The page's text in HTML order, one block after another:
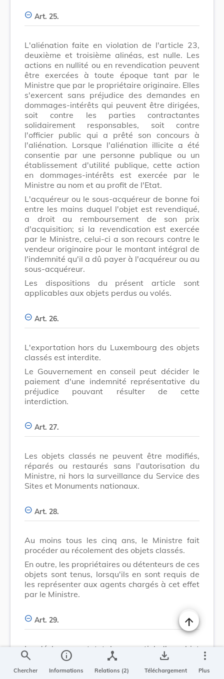
Art. 25.
L'aliénation faite en violation de l'article 23,
deuxième et troisième alinéas, est nulle. Les
actions en nullité ou en revendication peuvent
être exercées à toute époque tant par le
Ministre que par le propriétaire originaire. Elles
s'exercent sans préjudice des demandes en
dommages-intérêts qui peuvent être dirigées,
soit contre les parties contractantes
solidairement responsables, soit contre
l'officier public qui a prêté son concours à
l'aliénation. Lorsque l'aliénation illicite a été
consentie par une personne publique ou un
établissement d'utilité publique, cette action
en dommages-intérêts est exercée par le
Ministre au nom et au profit de l'Etat.
L'acquéreur ou le sous-acquéreur de bonne foi
entre les mains duquel l'objet est revendiqué,
a droit au remboursement de son prix
d'acquisition; si la revendication est exercée
par le Ministre, celui-ci a son recours contre le
vendeur originaire pour le montant intégral de
l'indemnité qu'il a dû payer à l'acquéreur ou au
sous-acquéreur.
Les dispositions du présent article sont
applicables aux objets perdus ou volés.
Art. 26.
L'exportation hors du Luxembourg des objets
classés est interdite.
Le Gouvernement en conseil peut décider le
paiement d'une indemnité représentative du
préjudice pouvant résulter de cette
interdiction.
Art. 27.
Les objets classés ne peuvent être modifiés,
réparés ou restaurés sans l'autorisation du
Ministre, ni hors la surveillance du Service des
Sites et Monuments nationaux.
Art. 28.
Au moins tous les cinq ans, le Ministre fait
procéder au récolement des objets classés.
En outre, les propriétaires ou détenteurs de ces
objets sont tenus, lorsqu'ils en sont requis de
les représenter aux agents chargés à cet effet
par le Ministre.
Art. 29.
Le déclassement total ou partiel d'un objet
mobilier classé est prononcé par arrêté motivé
du Gouvernement en conseil, la Commission
Changer la
search
Chercher
info
Informations
device_hub
Relations (2)
save_alt
Téléchargement
more_vert
Plus